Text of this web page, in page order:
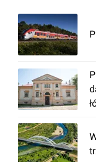
zraszacze
podwieszany
klimatyzacja
BMS
podłoga
recepcja
czujniki dymu
podwieszany